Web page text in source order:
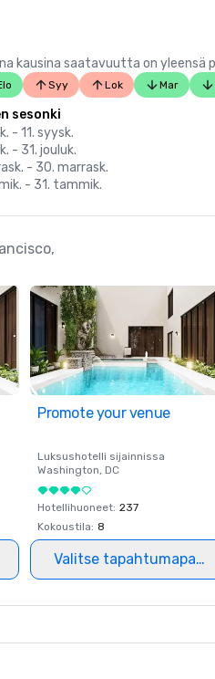
kausina saatavuutta on yleensä
Syy Lok Mar
sesonki
- 11. syysk.
- 31. jouluk.
- 30. marrask.
- 31. tammik.
Promote your venue
Luksushotelli sijainnissa
Washington, DC
Hotellihuoneet: 237
Kokoustila: 8
Valitse tapahtumapaikka